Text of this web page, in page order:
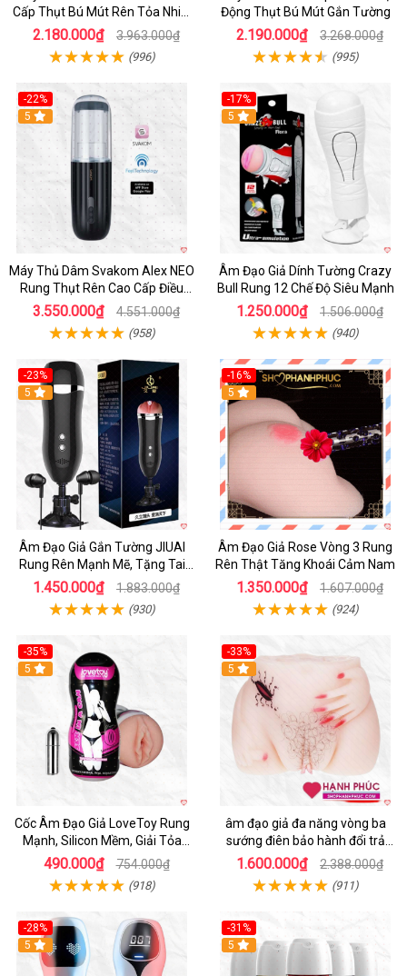
Cấp Thụt Bú Mút Rên Tỏa Nhiệt
Sạc Pin
2.180.000₫ 3.963.000₫
(996)
Động Thụt Bú Mút Gắn Tường
2.190.000₫ 3.268.000₫
(995)
-22%
5
Máy Thủ Dâm Svakom Alex NEO
Rung Thụt Rên Cao Cấp Điều
Khiển App
3.550.000₫ 4.551.000₫
(958)
-17%
5
Âm Đạo Giả Dính Tường Crazy
Bull Rung 12 Chế Độ Siêu Mạnh
1.250.000₫ 1.506.000₫
(940)
-23%
5
Âm Đạo Giả Gắn Tường JIUAI
Rung Rên Mạnh Mẽ, Tặng Tai
Nghe
1.450.000₫ 1.883.000₫
(930)
-16%
5
Âm Đạo Giả Rose Vòng 3 Rung
Rên Thật Tăng Khoái Cảm Nam
1.350.000₫ 1.607.000₫
(924)
-35%
5
Cốc Âm Đạo Giả LoveToy Rung
Mạnh, Silicon Mềm, Giải Tỏa
Sinh Lý
490.000₫ 754.000₫
(918)
-33%
5
âm đạo giả đa năng vòng ba
sướng điên bảo hành đổi trả
nhanh
1.600.000₫ 2.388.000₫
(911)
-28%
5
-31%
Hot
5